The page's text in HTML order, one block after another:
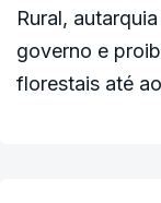
Pelas 14h30,
apoiados por
Rural,
governo e
florestais até